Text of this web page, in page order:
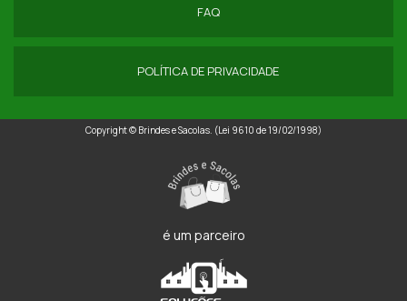
FAQ
POLÍTICA DE PRIVACIDADE
Copyright © Brindes e Sacolas. (Lei 9610 de 19/02/1998)
é um parceiro